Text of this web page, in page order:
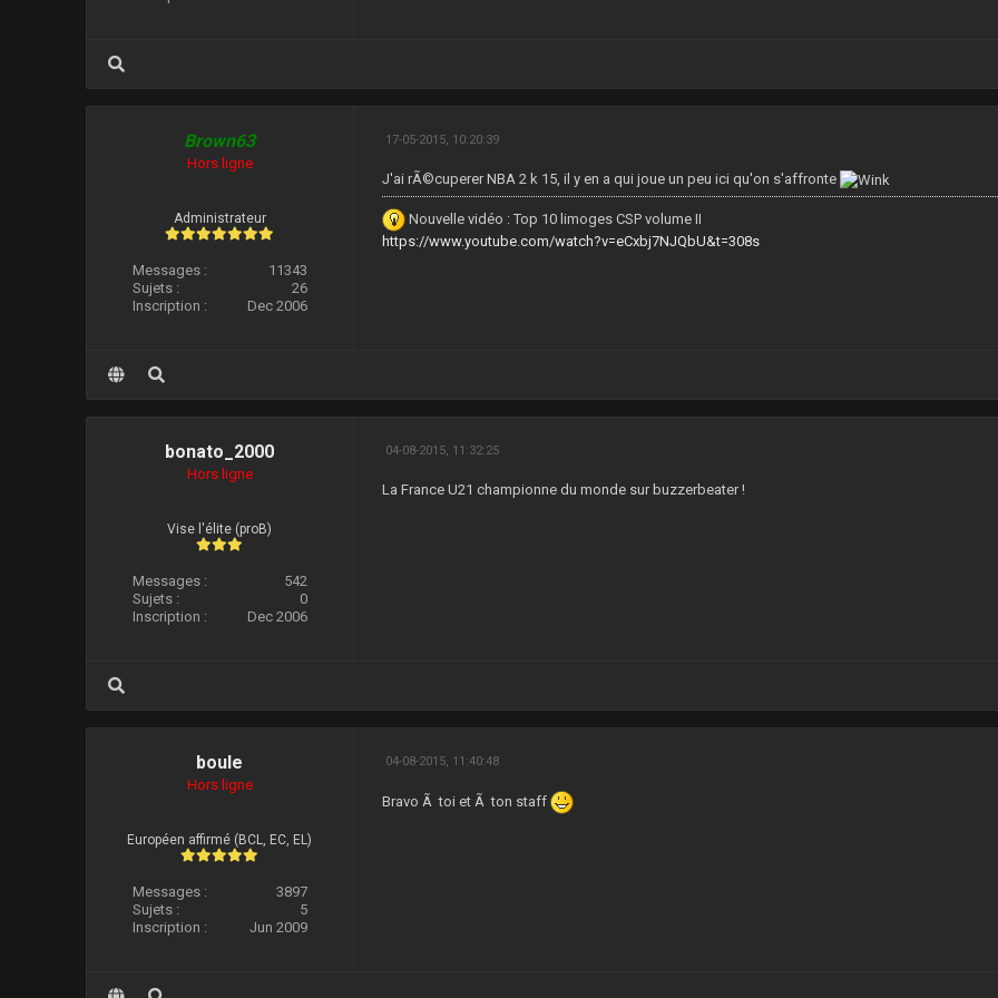
Brown63
Hors ligne
Administrateur
Messages :
11343
Sujets :
26
Inscription :
Dec 2006
17-05-2015, 10:20:39
J'ai rÃ©cuperer NBA 2 k 15, il y en a qui joue un peu ici qu'on s'affronte
Nouvelle vidéo : Top 10 limoges CSP volume II
https://www.youtube.com/watch?v=eCxbj7NJQbU&t=308s
bonato_2000
Hors ligne
Vise l'élite (proB)
Messages :
542
Sujets :
0
Inscription :
Dec 2006
04-08-2015, 11:32:25
La France U21 championne du monde sur buzzerbeater !
boule
Hors ligne
Européen affirmé (BCL, EC, EL)
Messages :
3897
Sujets :
5
Inscription :
Jun 2009
04-08-2015, 11:40:48
Bravo Ã toi et Ã ton staff